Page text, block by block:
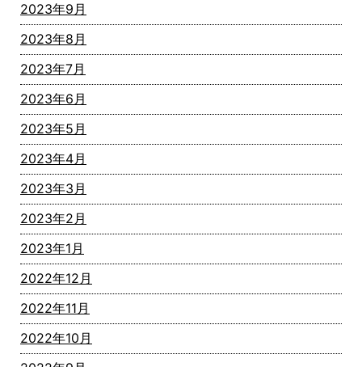
2023年9月
2023年8月
2023年7月
2023年6月
2023年5月
2023年4月
2023年3月
2023年2月
2023年1月
2022年12月
2022年11月
2022年10月